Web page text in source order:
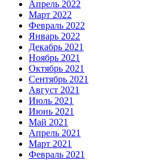
Апрель 2022
Март 2022
Февраль 2022
Январь 2022
Декабрь 2021
Ноябрь 2021
Октябрь 2021
Сентябрь 2021
Август 2021
Июль 2021
Июнь 2021
Май 2021
Апрель 2021
Март 2021
Февраль 2021